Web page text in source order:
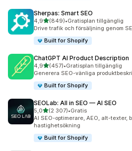
Sherpas: Smart SEO
4,9av 5 stjärnor
(849)
849 recensioner totalt
•Gratisplan tillgänglig
Drive trafik och försäljning genom
Built for Shopify
ChatGPT AI Product Description
4,9av 5 stjärnor
(457)
457 recensioner totalt
•Gratisplan tillgänglig
Generera SEO-vänliga
Built for Shopify
SEOLab: All in SEO — AI SEO
5,0av 5 stjärnor
(2 307)
2307 recensioner totalt
•Gratis
AI SEO-optimerare, AEO, alt-texter,
hastighetsökning
Built for Shopify